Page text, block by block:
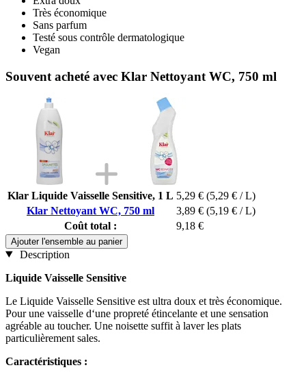
Très économique
Sans parfum
Testé sous contrôle dermatologique
Vegan
Souvent acheté avec Klar Nettoyant WC, 750 ml
Klar Liquide Vaisselle Sensitive, 1 L 5,29 € (5,29 € / L)
Klar Nettoyant WC, 750 ml
3,89 € (5,19 € / L)
Coût total :
9,18 €
Ajouter l'ensemble au panier
Description
Liquide Vaisselle Sensitive
Le Liquide Vaisselle Sensitive est ultra doux et très économique.
Pour une vaisselle d‘une propreté étincelante et une sensation
agréable au toucher. Une noisette suffit à laver les plats
particulièrement sales.
Caractéristiques :